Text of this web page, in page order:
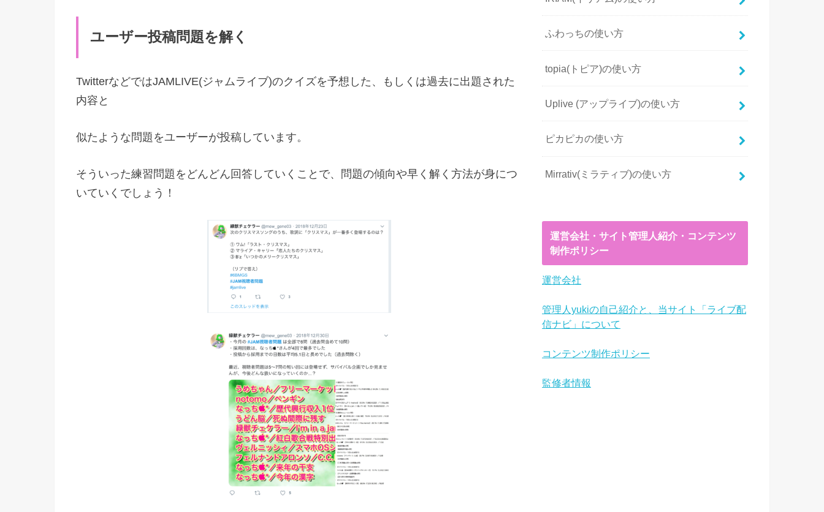
ユーザー投稿問題を解く
TwitterなどではJAMLIVE(ジャムライブ)のクイズを予想した、もしくは過去に出題された
内容と
似たような問題をユーザーが投稿しています。
そういった練習問題をどんどん回答していくことで、問題の傾向や早く解く方法が身につ
いていくでしょう！
ふわっちの使い方
topia(トピア)の使い方
Uplive (アップライブ)の使い方
ピカピカの使い方
Mirrativ(ミラティブ)の使い方
運営会社・サイト管理人紹介・コンテンツ
制作ポリシー
運営会社
管理人yukiの自己紹介と、当サイト「ライブ配
信ナビ」について
コンテンツ制作ポリシー
監修者情報